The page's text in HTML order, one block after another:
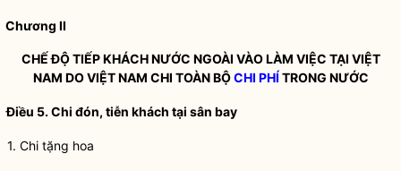
Chương II
CHẾ ĐỘ TIẾP KHÁCH NƯỚC NGOÀI VÀO LÀM VIỆC TẠI VIỆT
NAM DO VIỆT NAM CHI TOÀN BỘCHI PHÍ TRONG NƯỚC
Điều 5. Chi đón, tiễn khách tại sân bay
1. Chi tặng hoa